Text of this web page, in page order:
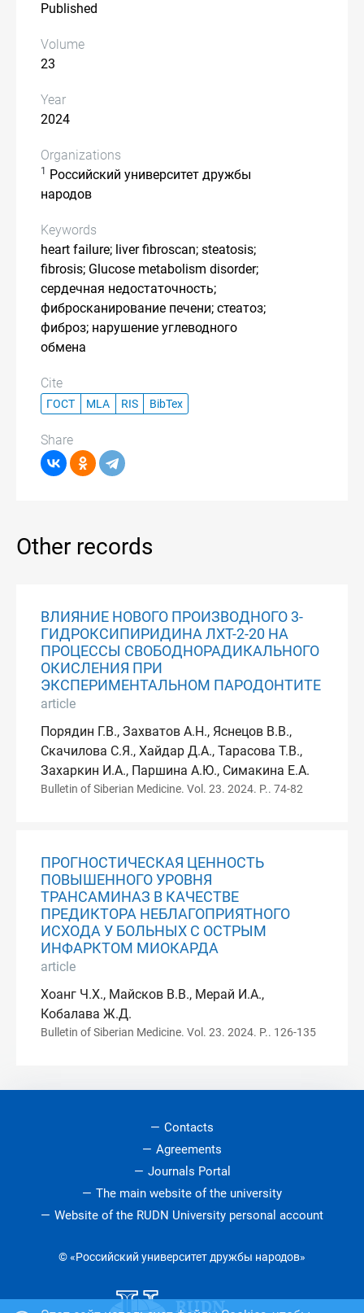
Published
Volume
23
Year
2024
Organizations
1
Российский университет дружбы
народов
Keywords
heart failure; liver fibroscan; steatosis;
fibrosis; Glucose metabolism disorder;
сердечная недостаточность;
фибросканирование печени; стеатоз;
фиброз; нарушение углеводного
обмена
Cite
ГОСТ MLA RIS BibTex
Share
Other records
ВЛИЯНИЕ НОВОГО ПРОИЗВОДНОГО 3-
ГИДРОКСИПИРИДИНА ЛХТ-2-20 НА
ПРОЦЕССЫ СВОБОДНОРАДИКАЛЬНОГО
ОКИСЛЕНИЯ ПРИ
ЭКСПЕРИМЕНТАЛЬНОМ ПАРОДОНТИТЕ
article
Порядин Г.В., Захватов А.Н., Яснецов В.B.,
Скачилова С.Я., Хайдар Д.А., Тарасова Т.В.,
Захаркин И.А., Паршина А.Ю., Симакина Е.А.
Bulletin of Siberian Medicine. Vol. 23. 2024. P.. 74-82
ПРОГНОСТИЧЕСКАЯ ЦЕННОСТЬ
ПОВЫШЕННОГО УРОВНЯ
ТРАНСАМИНАЗ В КАЧЕСТВЕ
ПРЕДИКТОРА НЕБЛАГОПРИЯТНОГО
ИСХОДА У БОЛЬНЫХ С ОСТРЫМ
ИНФАРКТОМ МИОКАРДА
article
Хоанг Ч.Х., Майсков В.В., Мерай И.А.,
Кобалава Ж.Д.
Bulletin of Siberian Medicine. Vol. 23. 2024. P.. 126-135
Contacts
Agreements
Journals Portal
The main website of the university
Website of the RUDN University personal account
© «Российский университет дружбы народов»